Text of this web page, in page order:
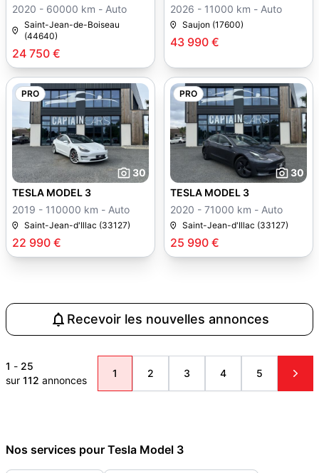
24 750 €
2020 - 60000 km - Auto
Saint-Jean-de-Boiseau
(44640)
43 990 €
2026 - 11000 km - Auto
Saujon (17600)
PRO
30
22 990 €
TESLA MODEL 3
2019 - 110000 km - Auto
Saint-Jean-d'Illac (33127)
PRO
30
25 990 €
TESLA MODEL 3
2020 - 71000 km - Auto
Saint-Jean-d'Illac (33127)
Recevoir les nouvelles annonces
1 - 25
sur 112 annonces
1 2 3 4 5
Nos services pour Tesla Model 3